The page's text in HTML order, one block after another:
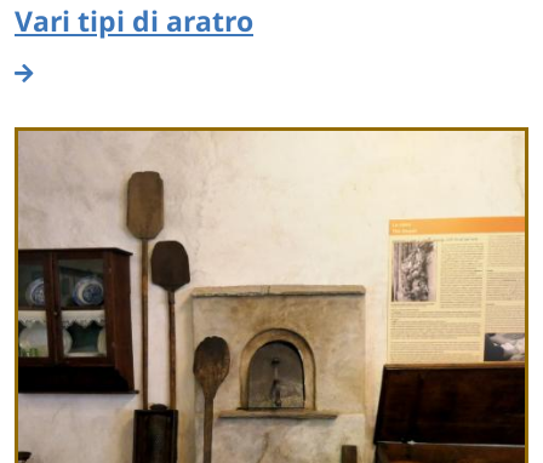
Vari tipi di aratro